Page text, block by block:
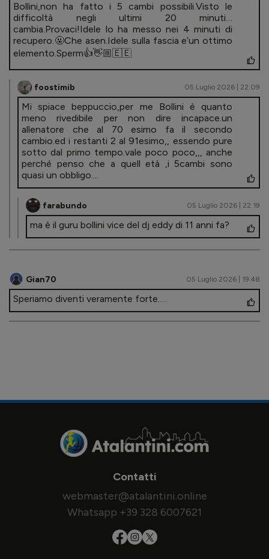
Bollini,non ha fatto i 5 cambi possibili.Visto le
difficoltà negli ultimi 20 minuti…
cambia.Provaci!Idele lo ha messo nei 4 minuti di
recupero.🤬Che asen.Idele sulla fascia e’un ottimo
elemento.Sperm👍👋🏼🇪🇪
foostimib 05 Luglio 2026 | 22.09
Mi spiace beppuccio,per me Bollini è quanto
meno rivedibile per non dire incapace.un
allenatore che al 70 esimo fa il secondo
cambio.ed i restanti 2 al 91esimo,, essendo pure
sotto dal primo tempo.vale poco poco,,, anche
perché penso che a quell età ,i 5cambi sono
quasi un obbligo....
farabundo 05 Luglio 2026 | 22.19
ma è il guru bollini vice del dj eddy di 11 anni fa?
Gian70 05 Luglio 2026 | 19.48
Speriamo diventi veramente forte.....
Contatti
webmaster@atalantini.online
Whatsapp +39 328 6007621